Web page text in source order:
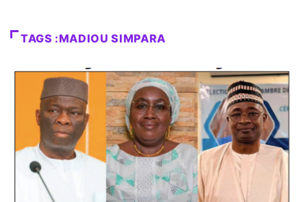
TAGS :MADIOU SIMPARA